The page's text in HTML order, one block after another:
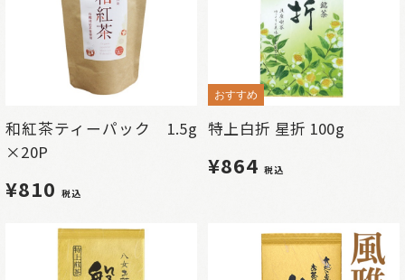
和紅茶ティーパック 1.5g
×20P
¥810税込
おすすめ
特上白折 星折 100g
¥864税込